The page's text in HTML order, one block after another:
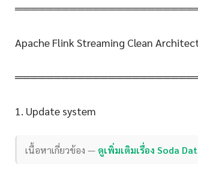
Apache Flink Streaming Clean
1. Update system
เนื้อหาเกี่ยวข้อง — ดูเพิ่มเติมเรื่อง Soda